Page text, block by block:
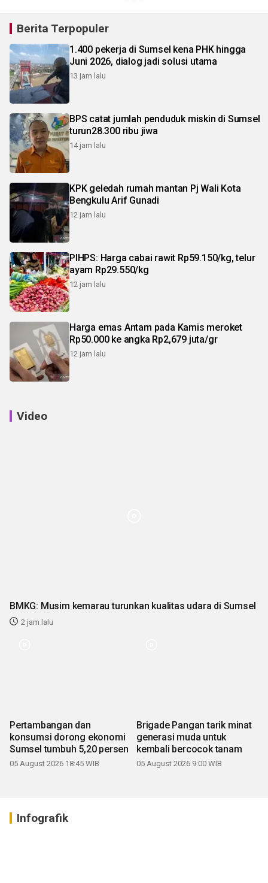
Berita Terpopuler
1.400 pekerja di Sumsel kena PHK hingga
Juni 2026, dialog jadi solusi utama
13 jam lalu
BPS catat jumlah penduduk miskin di Sumsel
turun28.300 ribu jiwa
14 jam lalu
KPK geledah rumah mantan Pj Wali Kota
Bengkulu Arif Gunadi
12 jam lalu
PIHPS: Harga cabai rawit Rp59.150/kg, telur
ayam Rp29.550/kg
12 jam lalu
Harga emas Antam pada Kamis meroket
Rp50.000 ke angka Rp2,679 juta/gr
12 jam lalu
Video
BMKG: Musim kemarau turunkan kualitas udara di Sumsel
2 jam lalu
Pertambangan dan
konsumsi dorong ekonomi
Sumsel tumbuh 5,20 persen
05 August 2026 18:45 WIB
Brigade Pangan tarik minat
generasi muda untuk
kembali bercocok tanam
05 August 2026 9:00 WIB
Infografik